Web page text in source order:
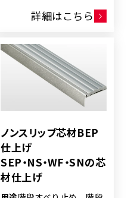
詳細はこちら
ノンスリップ芯材BEP
仕上げ
SEP・NS・WF・SNの芯
材仕上げ